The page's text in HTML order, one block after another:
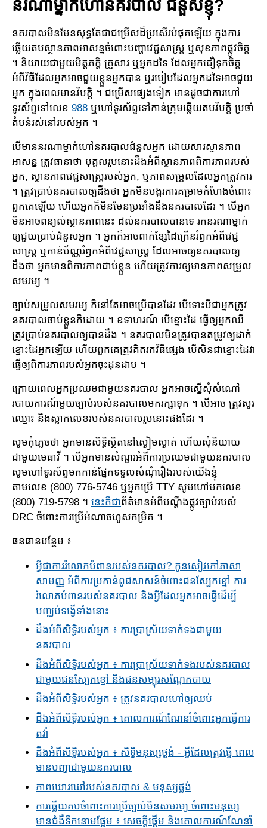
នរណាម្នាក់ហៅនគរបាល ជំនួសខ្ញុំ?
នគរបាលមិនមែនសុទ្ធតែជាជម្រើសដ៏ប្រសើរ​បំផុតឡើយ ក្នុងការ​
ឆ្លើយ​តប​ស្ថានភាពអាសន្នចំពោះបញ្ហាវេជ្ជសាស្រ្ត ឬសុខភាពផ្លូវចិត្ត
។ និយាយជាមួយមិត្តភក្តិ គ្រួសារ ឬអ្នក​ដទៃ ដែលអ្នក​ជឿទុក​ចិត្ត
អំពីវិធីដែល​អ្នក​អាច​ជួយខ្លួនអ្នកបាន ឬរបៀបដែល​អ្នក​ដទៃអាច​ជួយ
អ្នក​ ក្នុងពេលមានវិបត្តិ ។ ជម្រើសផ្សេងទៀត មានដូចជាការហៅ
ទូរស័ព្ទទៅលេខ 988 ឬហៅទូរស័ព្ទទៅកាន់ក្រុម​ឆ្លើយតបវិបត្តិ ប្រចាំ
តំបន់រស់នៅរបស់អ្នក ។
បើ​មាន​នរណាម្នាក់​ហៅនគរបាលជំនួស​អ្នក ដោយសារ​ស្ថានភាព​
អាសន្ន ត្រូវ​ធានាថា បុគ្គល​រូបនោះ​ដឹងអំពី​ស្ថានភាព​ពិការ​ភាពរបស់
អ្នក​, ស្ថានភាព​វេជ្ជសាស្រ្តរបស់អ្នក, ឬភាពសម្រួលដែល​អ្នក​ត្រូវ​ការ
។ ត្រូវ​ប្រាប់​នគរបាល​ឲ្យ​ដឹងថា អ្នកមិនបង្ករការគម្រាមកំហែងចំពោះ
ពួកគេឡើយ ហើយអ្នក​ក៏មិនមែនប្រឆាំងនឹង​នគរបាលដែរ ។ បើ​អ្នក​
មិនអាច​ពន្យល់​ស្ថានភាពនេះ ដល់នគរបាលបានទេ រកនរណាម្នាក់
ឲ្យ​ជួយប្រាប់ជំនួសអ្នក ។ អ្នក​ក៏អាច​ពាក់​ខ្សែដៃក្រើនរំឭកអំពីវេជ្ជ
សាស្រ្ត ឬកាន់​ប័ណ្ណរំឭកអំពី​វេជ្ជសាស្រ្ត ដែល​អាច​ឲ្យ​នគរបាល​ឲ្យ
ដឹងថា អ្នក​មានពិការភាពជាប់ខ្លួន ហើយ​ត្រូវការ​ឲ្យមាន​ភាព​សម្រួល​
សមរម្យ ។
ច្បាប់​សម្រួល​សមរម្យ ក៏នៅតែអាច​ប្រើបានដែរ បើទោះបីជាអ្នក​ត្រូវ​
នគរ​បាល​ចាប់​ខ្លួនក៏ដោយ ។ ឧទាហរណ៍ បើ​ខ្នោះដៃ ធ្វើឲ្យ​អ្នកឈឺ
ត្រូវ​ប្រាប់នគរបាលឲ្យ​បានដឹង ។ នគរបាលមិនត្រូវបានតម្រូវឲ្យ​ដាក់
ខ្នោះដៃអ្នក​ឡើយ ហើយពួកគេ​ត្រូវ​គិតរកវិធីផ្សេង បើ​សិនជា​ខ្នោះដៃវា
ធ្វើឲ្យ​ពិការភាព​របស់អ្នកចុះដុនដាប ។
ក្រោយពេល​អ្នក​ប្រឈម​ជាមួយ​នគរបាល អ្នក​អាច​ស្នើសុំ​សំណៅ
របាយការណ៍មួយច្បាប់​របស់នគរបាលមករក្សាទុក ។ បើអាច ត្រូវ​សួរ
ឈ្មោះ និងស្លាកលេខ​របស់នគរបាលរូបនោះផងដែរ ។
សូមកុំភ្លេចថា អ្នកមាន​សិទ្ធិ​ស្ថិតនៅ​ស្ងៀម​ស្ងាត់ ហើយសុំនិយាយ​
ជាមួយ​មេធាវី ។ បើអ្នក​មាន​សំណួរអំពីការ​ប្រឈម​ជាមួយ​នគរបាល
សូមហៅទូរស័ព្ទមកកាន់ផ្នែក​ទទួល​សំណុំរឿង​របស់យើងខ្ញុំ
តាមលេខ (800) 776-5746 ឬអ្នក​ប្រើ TTY សូមហៅមកលេខ
(800) 719-5798 ។ នេះគឺជាព័ត៌មានអំពីបណ្តឹងផ្លូវច្បាប់របស់
DRC ចំពោះការ​ប្រើ​អំណាចហួសកម្រិត ។
ធនធាន​បន្ថែម ៖
អ្វីជាការ​រំលោភបំពានរបស់នគរបាល? កូនសៀវភៅភាសា
សាមញ្ញ អំពីការប្រកាន់ពូជសាសន៍ចំពោះជនស្បែកខ្មៅ ការ
រំលោភបំពានរបស់នគរបាល និងអ្វីដែលអ្នក​អាចធ្វើដើម្បី
បញ្ឈប់ទង្វើទាំងនោះ
ដឹងអំពី​សិទ្ធិ​របស់អ្នក ៖ ការ​ប្រាស្រ័យ​ទាក់ទងជាមួយ
នគរបាល
ដឹងអំពី​សិទ្ធិ​របស់អ្នក ៖ ការប្រាស្រ័យទាក់ទងរបស់នគរបាល
ជាមួយជនស្បែកខ្មៅ និងជនសម្បុរ​សណ្តែកបាយ
ដឹងអំពី​សិទ្ធិ​របស់អ្នក ៖ ត្រូវនគរបាលហៅឲ្យឈប់
ដឹងអំពី​សិទ្ធិ​របស់អ្នក ៖ គោលការណ៍ណែនាំ​ចំពោះអ្នក​ធ្វើ​ការ
តវ៉ា
ដឹងអំពី​សិទ្ធិ​របស់អ្នក ៖ សិទ្ធិមនុស្សថ្លង់ - អ្វីដែលត្រូវធ្វើ ពេល
មានបញ្ហាជាមួយនគរបាល
ភាពឃោរឃៅរបស់នគរបាល & មនុស្សថ្លង់
ការ​ឆ្លើយ​តបចំពោះការ​ប្រើច្បាប់មិន​សមរម្យ ចំពោះមនុស្ស
មានជំងឺទឹកនោមផ្អែម ៖ សេចក្តីផ្តើម និងគោលការណ៍ណែនាំ